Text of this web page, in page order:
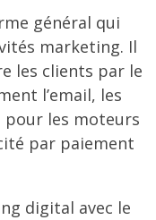
général qui
marketing. Il
les clients par le
l’email, les
pour les moteurs
par paiement
digital avec le